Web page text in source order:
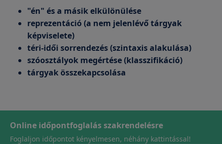
"én" és a másik elkülönülése
reprezentáció (a nem jelenlévő tárgyak
képviselete)
téri-idői sorrendezés (szintaxis alakulása)
szóosztályok megértése (klasszifikáció)
tárgyak összekapcsolása
Online időpontfoglalás szakrendelésre
Foglaljon időpontot kényelmesen, néhány kattintással!